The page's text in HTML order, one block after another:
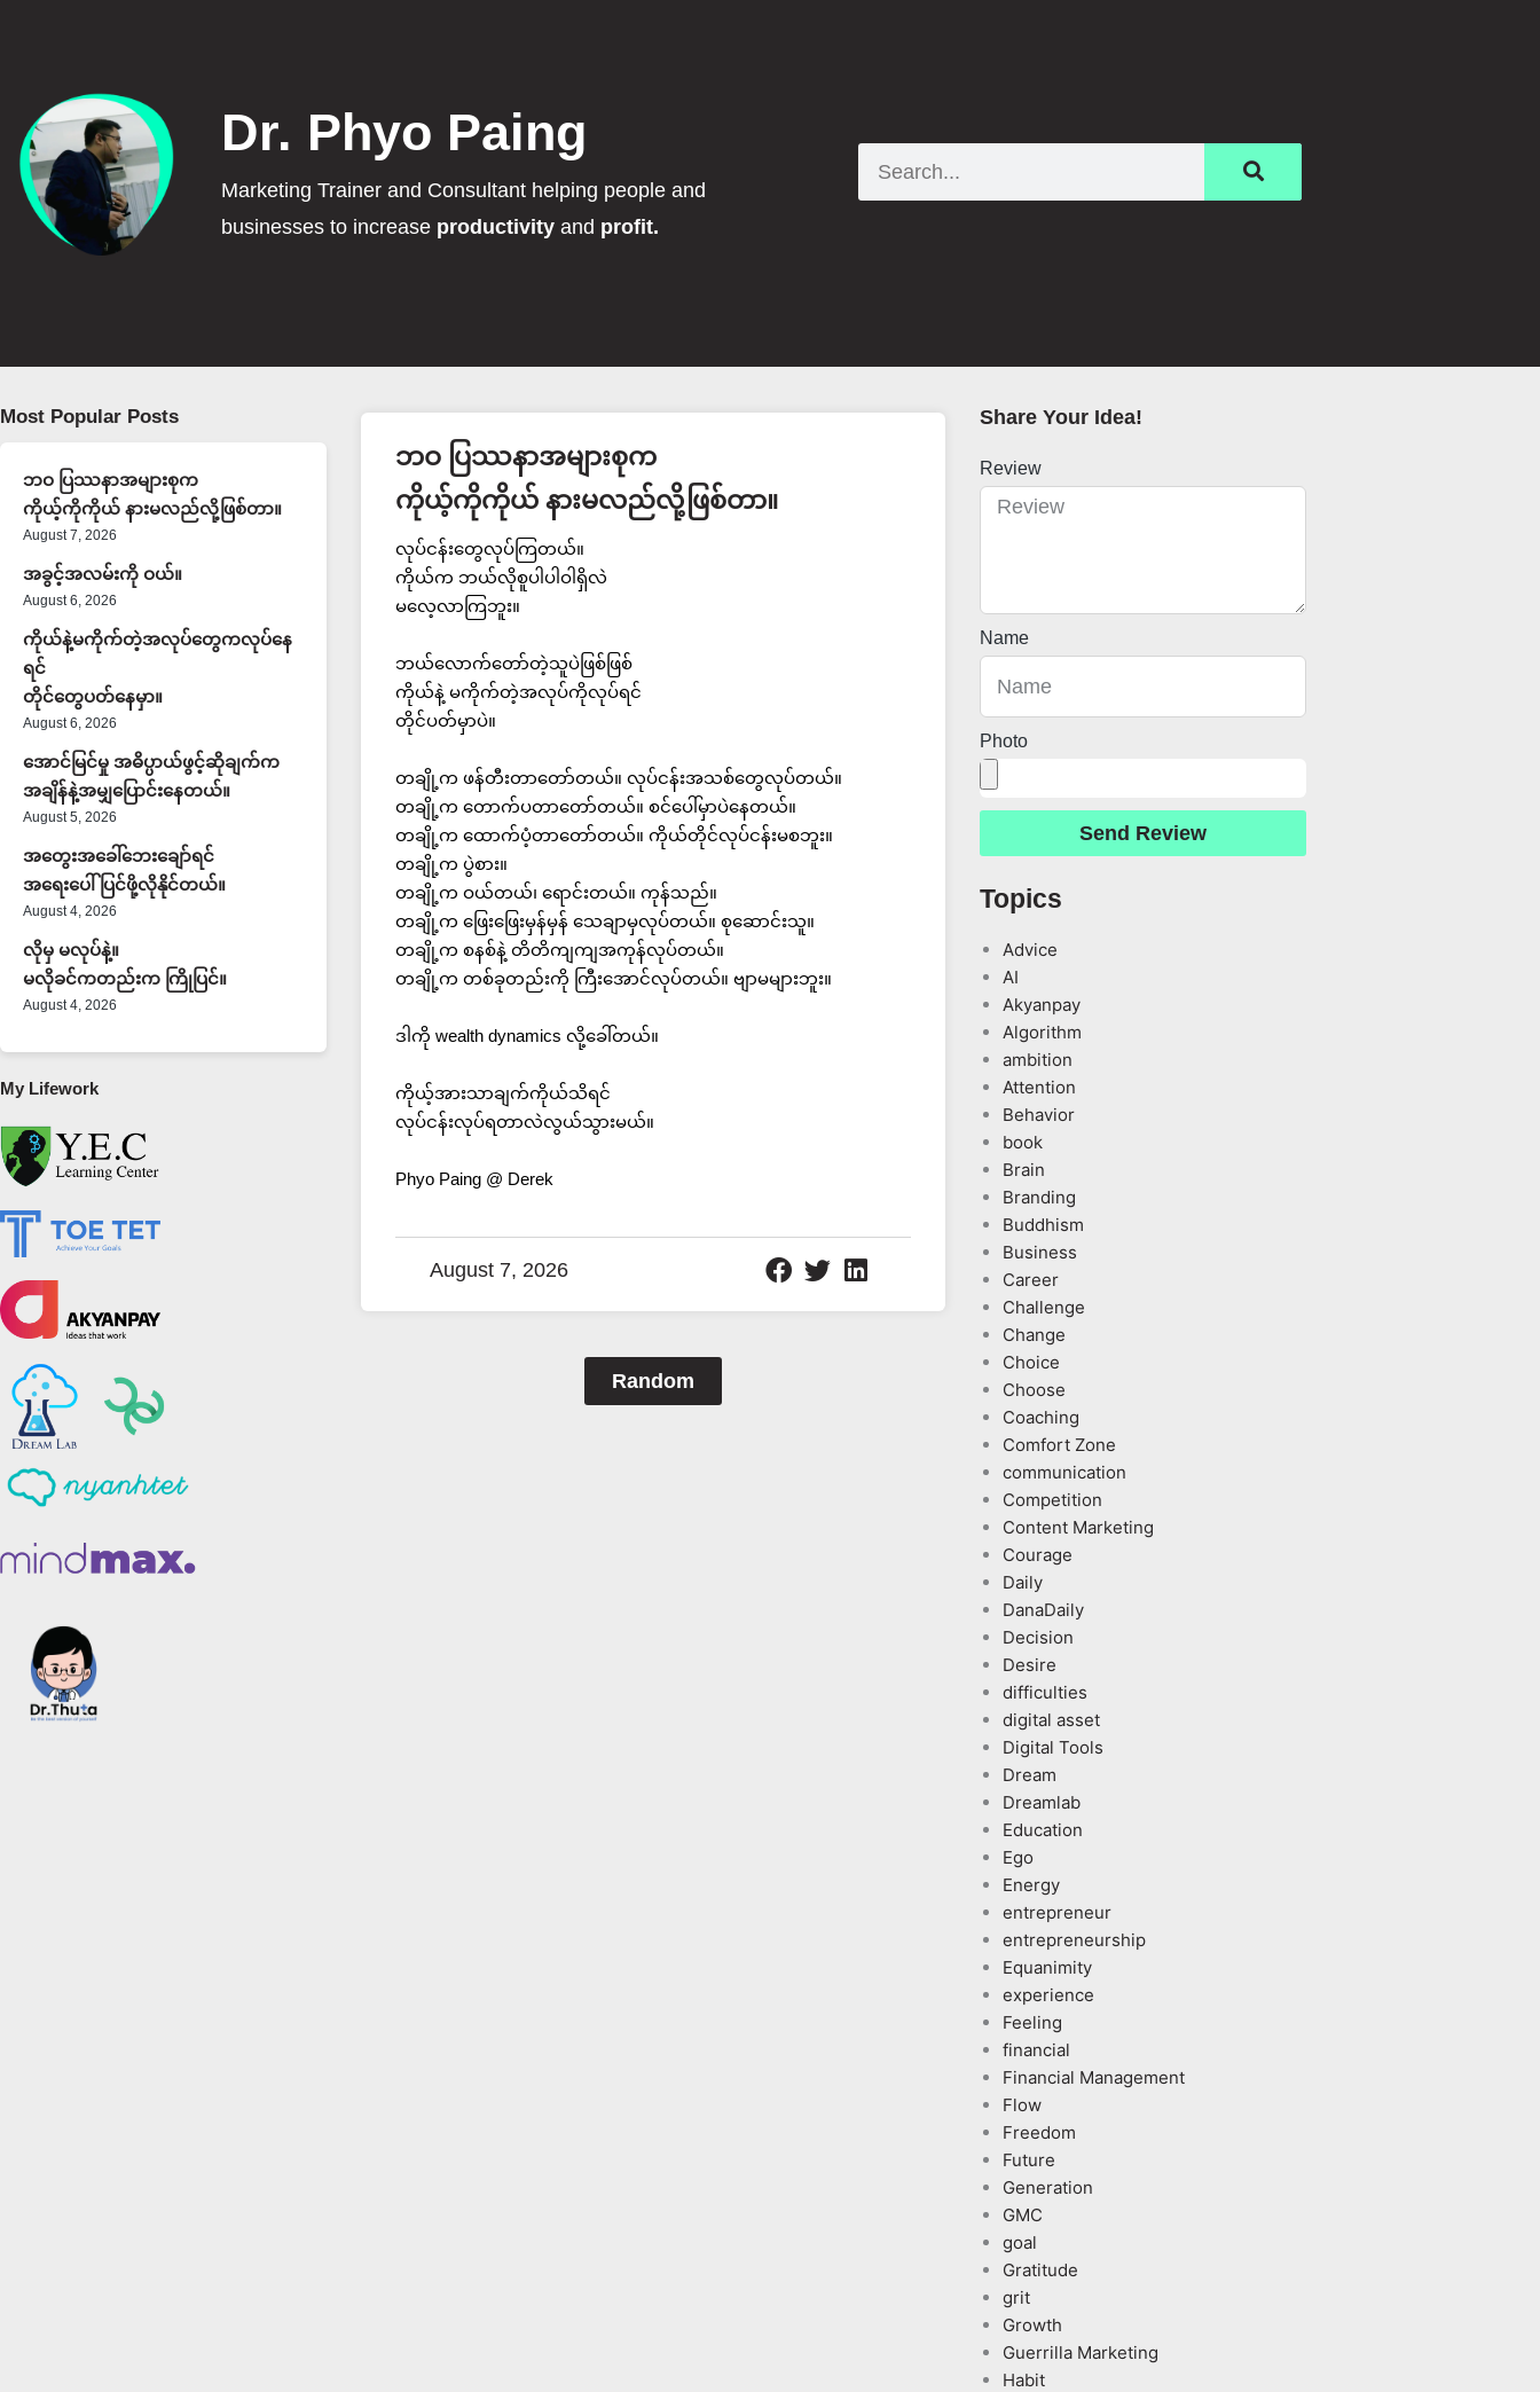
Dr. Phyo Paing
Marketing Trainer and Consultant helping people and
businesses to increase productivity and profit.
Most Popular Posts
ဘဝ ပြဿနာအများစုက
ကိုယ့်ကိုကိုယ် နားမလည်လို့ဖြစ်တာ။
August 7, 2026
အခွင့်အလမ်းကို ဝယ်။
August 6, 2026
ကိုယ်နဲ့မကိုက်တဲ့အလုပ်တွေကလုပ်နေ
ရင်
တိုင်တွေပတ်နေမှာ။
August 6, 2026
အောင်မြင်မှု အဓိပ္ပာယ်ဖွင့်ဆိုချက်က
အချိန်နဲ့အမျှပြောင်းနေတယ်။
August 5, 2026
အတွေးအခေါ်ဘေးချော်ရင်
အရေးပေါ်ပြင်ဖို့လိုနိုင်တယ်။
August 4, 2026
လိုမှ မလုပ်နဲ့။
မလိုခင်ကတည်းက ကြိုပြင်။
August 4, 2026
My Lifework
ဘဝ ပြဿနာအများစုက
ကိုယ့်ကိုကိုယ် နားမလည်လို့ဖြစ်တာ။
လုပ်ငန်းတွေလုပ်ကြတယ်။
ကိုယ်က ဘယ်လိုစူပါပါဝါရှိလဲ
မလေ့လာကြဘူး။
ဘယ်လောက်တော်တဲ့သူပဲဖြစ်ဖြစ်
ကိုယ်နဲ့ မကိုက်တဲ့အလုပ်ကိုလုပ်ရင်
တိုင်ပတ်မှာပဲ။
တချို့က ဖန်တီးတာတော်တယ်။ လုပ်ငန်းအသစ်တွေလုပ်တယ်။
တချို့က တောက်ပတာတော်တယ်။ စင်ပေါ်မှာပဲနေတယ်။
တချို့က ထောက်ပံ့တာတော်တယ်။ ကိုယ်တိုင်လုပ်ငန်းမစဘူး။
တချို့က ပွဲစား။
တချို့က ဝယ်တယ်၊ ရောင်းတယ်။ ကုန်သည်။
တချို့က ဖြေးဖြေးမှန်မှန် သေချာမှလုပ်တယ်။ စုဆောင်းသူ။
တချို့က စနစ်နဲ့ တိတိကျကျအကုန်လုပ်တယ်။
တချို့က တစ်ခုတည်းကို ကြီးအောင်လုပ်တယ်။ ဗျာမများဘူး။
ဒါကို wealth dynamics လို့ခေါ်တယ်။
ကိုယ့်အားသာချက်ကိုယ်သိရင်
လုပ်ငန်းလုပ်ရတာလဲလွယ်သွားမယ်။
Phyo Paing @ Derek
August 7, 2026
Random
Share Your Idea!
Review
Name
Photo
Send Review
Topics
Advice
AI
Akyanpay
Algorithm
ambition
Attention
Behavior
book
Brain
Branding
Buddhism
Business
Career
Challenge
Change
Choice
Choose
Coaching
Comfort Zone
communication
Competition
Content Marketing
Courage
Daily
DanaDaily
Decision
Desire
difficulties
digital asset
Digital Tools
Dream
Dreamlab
Education
Ego
Energy
entrepreneur
entrepreneurship
Equanimity
experience
Feeling
financial
Financial Management
Flow
Freedom
Future
Generation
GMC
goal
Gratitude
grit
Growth
Guerrilla Marketing
Habit